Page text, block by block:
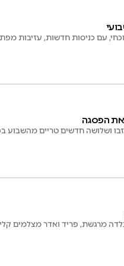
את הפסגה
ושלושה חדשים טריים מהשבוע
מרגשת, פריד ואדר מצלמים קליפ